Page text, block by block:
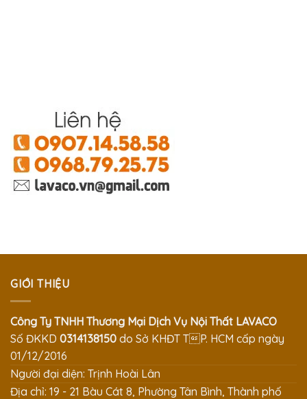
GIỚI THIỆU
Công Ty TNHH Thương Mại Dịch Vụ Nội Thất LAVACO
Số ĐKKD 0314138150 do Sở KHĐT TP. HCM cấp ngày
01/12/2016
Người đại diện: Trịnh Hoài Lân
Địa chỉ: 19 - 21 Bàu Cát 8, Phường Tân Bình, Thành phố